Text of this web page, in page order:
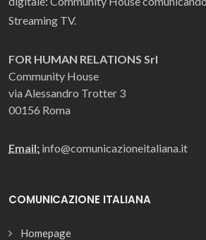
Streaming TV.
FOR HUMAN RELATIONS Srl
Community House
via Alessandro Trotter 3
00156 Roma
Email: info@comunicazioneitaliana.it
COMUNICAZIONE ITALIANA
Homepage